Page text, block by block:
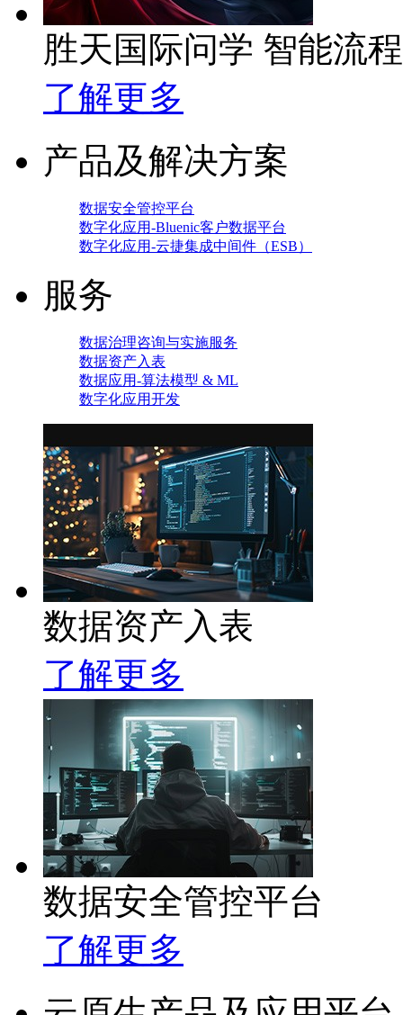
胜天国际问学 智能流
了解更多
产品及解决方案
数据安全管控平台
数字化应用-Bluenic客户数据平台
数字化应用-云捷集成中间件（ESB）
服务
数据治理咨询与实施服务
数据资产入表
数据应用-算法模型 & ML
数字化应用开发
数据资产入表
了解更多
数据安全管控平台
了解更多